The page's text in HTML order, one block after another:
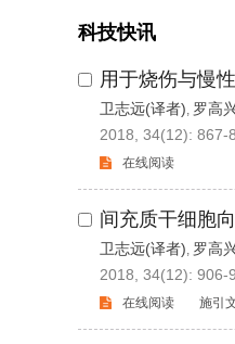
科技快讯
用于烧伤与慢
卫志远(译者), 罗高
2018, 34(12): 867-
在线阅读
间充质干细胞
卫志远(译者), 罗高
2018, 34(12): 906-
在线阅读 施引